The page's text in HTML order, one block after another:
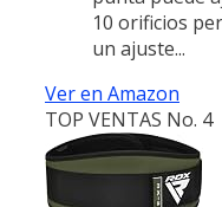
10 orificios
un ajuste...
Ver en Amazon
TOP VENTAS No. 4